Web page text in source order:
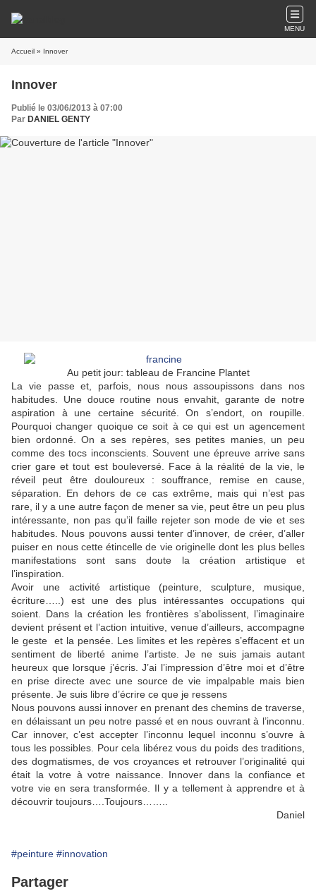
MENU
Accueil » Innover
Innover
Publié le 03/06/2013 à 07:00
Par DANIEL GENTY
Au petit jour: tableau de Francine Plantet
La vie passe et, parfois, nous nous assoupissons dans nos
habitudes. Une douce routine nous envahit, garante de notre
aspiration à une certaine sécurité. On s’endort, on roupille.
Pourquoi changer quoique ce soit à ce qui est un agencement
bien ordonné. On a ses repères, ses petites manies, un peu
comme des tocs inconscients. Souvent une épreuve arrive sans
crier gare et tout est bouleversé. Face à la réalité de la vie, le
réveil peut être douloureux : souffrance, remise en cause,
séparation. En dehors de ce cas extrême, mais qui n’est pas
rare, il y a une autre façon de mener sa vie, peut être un peu plus
intéressante, non pas qu’il faille rejeter son mode de vie et ses
habitudes. Nous pouvons aussi tenter d’innover, de créer, d’aller
puiser en nous cette étincelle de vie originelle dont les plus belles
manifestations sont sans doute la création artistique et
l’inspiration.
Avoir une activité artistique (peinture, sculpture, musique,
écriture…..) est une des plus intéressantes occupations qui
soient. Dans la création les frontières s’abolissent, l’imaginaire
devient présent et l’action intuitive, venue d’ailleurs, accompagne
le geste
et la pensée. Les limites et les repères s’effacent et un
sentiment de liberté anime l’artiste. Je ne suis jamais autant
heureux que lorsque j’écris. J’ai l’impression d’être moi et d’être
en prise directe avec une source de vie impalpable mais bien
présente. Je suis libre d’écrire ce que je ressens
Nous pouvons aussi innover en prenant des chemins de traverse,
en délaissant un peu notre passé et en nous ouvrant à l’inconnu.
Car innover, c’est accepter l’inconnu lequel inconnu s’ouvre à
tous les possibles. Pour cela libérez vous du poids des traditions,
des dogmatismes, de vos croyances et retrouver l’originalité qui
était la votre à votre naissance. Innover dans la confiance et
votre vie en sera transformée. Il y a tellement à apprendre et à
découvrir toujours….Toujours……..
Daniel
#peinture #innovation
Partager